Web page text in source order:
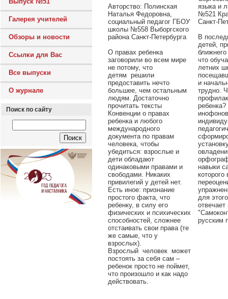
Галерея учителей
Обзоры и новости
Ссылки для Вас
Все выпуски
О журнале
Поиск по сайту
Авторcтво: Полинская
Наталья Федоровна,
социальный педагог ГБОУ
школы №558 Выборгского
района Санкт-Петербурга
О правах ребенка
заговорили во всем мире
не потому, что
детям решили
предоставить нечто
большее, чем остальным
людям. Достаточно
прочитать тексты
Конвенции о правах
ребенка и любого
международного
документа по правам
человека, чтобы
убедиться: взрослые и
дети обладают
одинаковыми правами и
свободами. Никаких
привилегий у детей нет.
Есть иное: признание
простого факта, что
ребенку, в силу его
физических и психических
способностей, сложнее
отстаивать свои права (те
же самые, что у
взрослых).
Взрослый человек может
постоять за себя сам –
ребенок просто не поймет,
что произошло и как надо
действовать.
языка и
№521
Санкт-
В
детей,
что
летних
и
трудно.
навыки
которого
для
отвечает
русским